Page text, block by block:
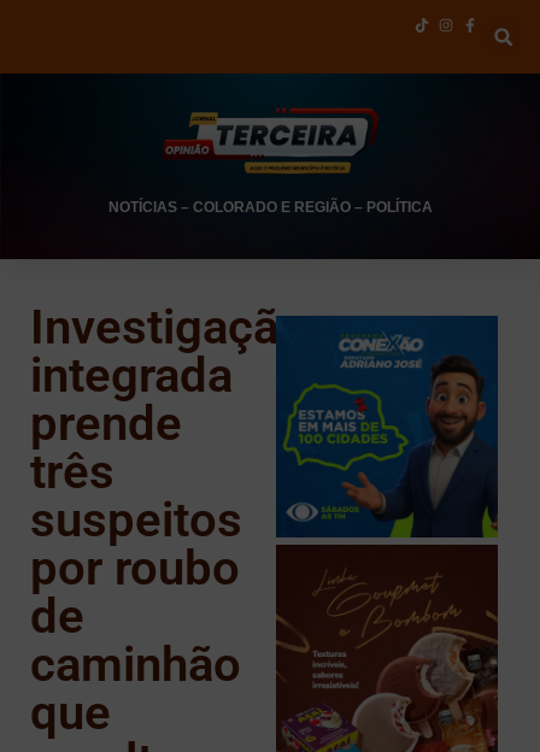
NOTÍCIAS– COLORADO E REGIÃO– POLÍTICA
Investigação
integrada
prende
três
suspeitos
por roubo
de
caminhão
que